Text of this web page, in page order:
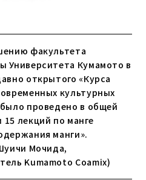
факультета
Университета Кумамото в
открытого «Курса
культурных
проведено в общей
лекций по манге
манги».
Мочида,
Kumamoto Coamix)